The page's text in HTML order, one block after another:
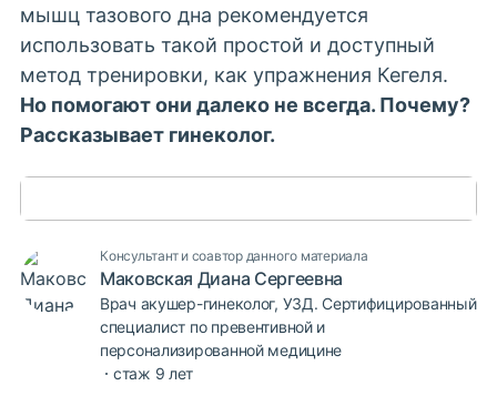
мышц тазового дна рекомендуется
использовать такой простой и доступный
метод тренировки, как упражнения Кегеля.
Но помогают они далеко не всегда. Почему?
Рассказывает гинеколог.
Консультант и соавтор данного материала
Маковская Диана Сергеевна
Врач акушер-гинеколог, УЗД. Сертифицированный
специалист по превентивной и
персонализированной медицине
стаж 9 лет